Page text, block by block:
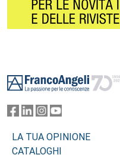
LA TUA OPINIONE
CATALOGHI